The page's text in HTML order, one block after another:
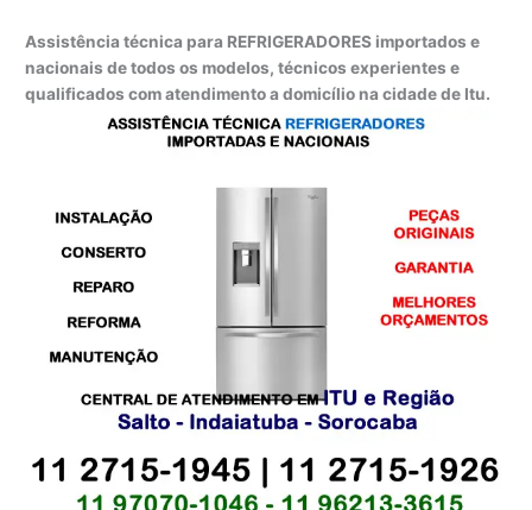
Assistência técnica para REFRIGERADORES importados e
nacionais de todos os modelos, técnicos experientes e
qualificados com atendimento a domicílio na cidade de Itu.